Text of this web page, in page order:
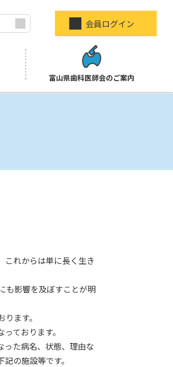
会員ログイン
富山県歯科医師会のご案内
れからは単に長く生き
も影響を及ぼすことが明
ます。
ております。
た病名、状態、理由な
の施設等です。